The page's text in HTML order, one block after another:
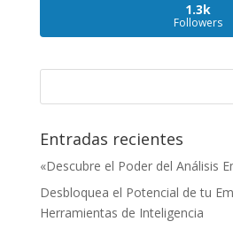
1.3k
Followers
Entradas recientes
«Descubre el Poder del Análisis
Desbloquea el Potencial de tu
Herramientas de Inteligencia